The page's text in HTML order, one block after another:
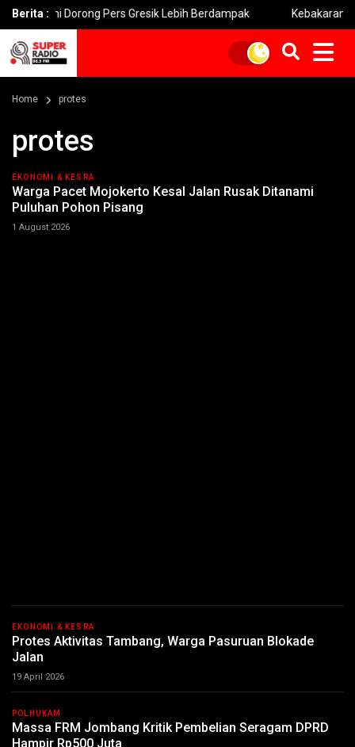
Berita :
Dorong Pers Gresik Lebih Berdampak Kebakaran Bromo
Home protes
protes
EKONOMI & KESRA
Warga Pacet Mojokerto Kesal Jalan Rusak Ditanami
Puluhan Pohon Pisang
1 August 2026
EKONOMI & KESRA
Protes Aktivitas Tambang, Warga Pasuruan Blokade
Jalan
19 April 2026
POLHUKAM
Massa FRM Jombang Kritik Pembelian Seragam DPRD
Hampir Rp500 Juta